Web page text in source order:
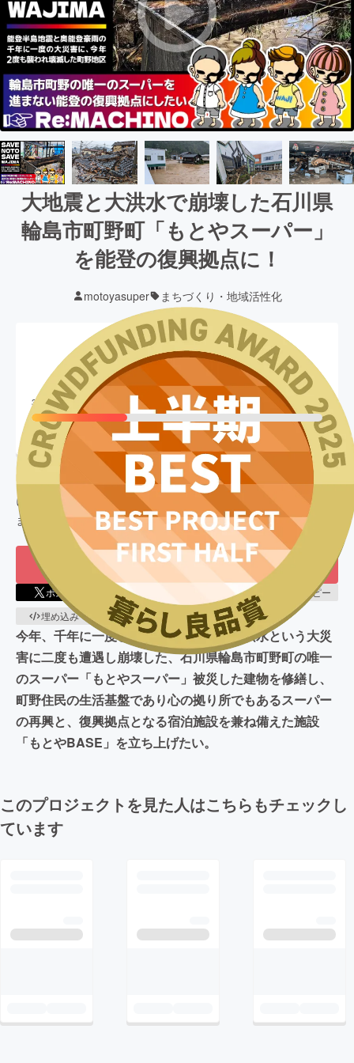
大地震と大洪水で崩壊した石川県
輪島市町野町「もとやスーパー」
を能登の復興拠点に！
motoyasuper まちづくり・地域活性化
現在の支援総額
6,778,600円
33 %達成 終了
目標金額20,000,000円 449 人
このプロジェクトは、 2024/12/05 に募集を開始し、 449
により
6,778,600 円の資金を集め、 2025/02/22
に募集を終了し
ました
もう一度プロジェクトをやってほしい 168
ポスト シェア LINEで送る
URLコピー
埋め込み
QRコード
今年、千年に一度と呼ばれた大地震と大洪水という大災
害に二度も遭遇し崩壊した、石川県輪島市町野町の唯一
のスーパー「もとやスーパー」被災した建物を修繕し、
町野住民の生活基盤であり心の拠り所でもあるスーパー
の再興と、復興拠点となる宿泊施設を兼ね備えた施設
「もとやBASE」を立ち上げたい。
このプロジェクトを見た人はこちらもチェックし
ています